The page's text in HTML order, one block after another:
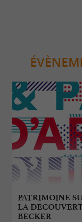
PATRIMOINE
LA
BECKER